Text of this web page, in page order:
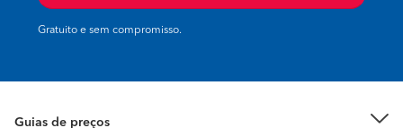
Gratuito e sem compromisso.
Guias de preços